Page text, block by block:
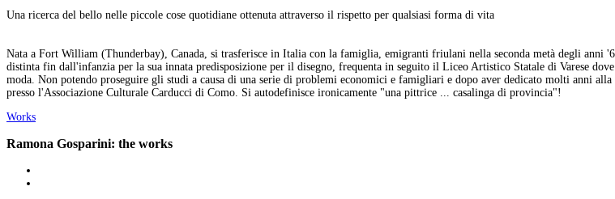
Una ricerca del bello nelle piccole cose quotidiane ottenuta attraverso il rispetto per qualsiasi forma di vita
Nata a Fort William (Thunderbay), Canada, si trasferisce in Italia con la famiglia, emigranti friulani nella seconda metà degli anni
distinta fin dall'infanzia per la sua innata predisposizione per il disegno, frequenta in seguito il Liceo Artistico Statale di Varese
moda. Non potendo proseguire gli studi a causa di una serie di problemi economici e famigliari e dopo aver dedicato molti anni
presso l'Associazione Culturale Carducci di Como. Si autodefinisce ironicamente "una pittrice ... casalinga di provincia"!
Works
Ramona Gosparini: the works